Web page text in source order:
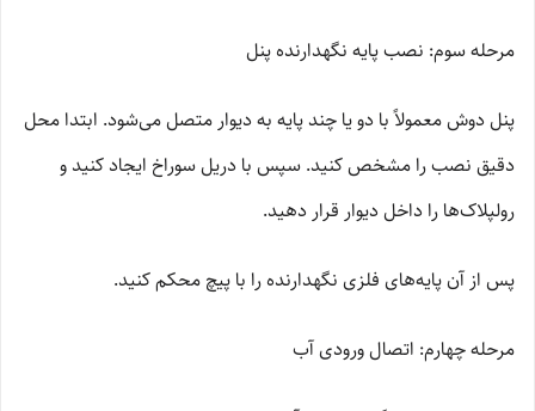
مرحله سوم: نصب پایه نگهدارنده پنل
پنل دوش معمولاً با دو یا چند پایه به دیوار متصل می‌شود. ابتدا محل
دقیق نصب را مشخص کنید. سپس با دریل سوراخ ایجاد کنید و
رولپلاک‌ها را داخل دیوار قرار دهید.
پس از آن پایه‌های فلزی نگهدارنده را با پیچ محکم کنید.
مرحله چهارم: اتصال ورودی آب